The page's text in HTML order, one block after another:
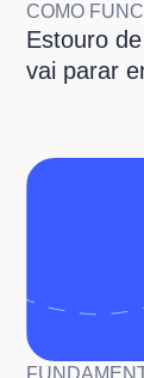
COMO
Estouro
vai parar